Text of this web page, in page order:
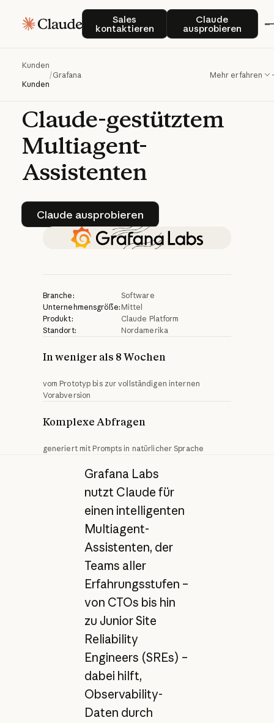
Sales
kontaktieren
Sales kontaktierenClaude
ausprobieren
Claude
Kunden
Kunden
/Grafana Mehr erfahren
Grafana
transformiert
Observability-
Workflows
Claude-gestütztem
Multiagent-
Assistenten
Claude ausprobieren
Claude ausprobieren
Branche:
Software
Unternehmensgröße: Mittel
Produkt:
Claude Platform
Standort:
Nordamerika
In weniger als 8 Wochen
vom Prototyp bis zur vollständigen internen
Vorabversion
Komplexe Abfragen
generiert mit Prompts in natürlicher Sprache
Grafana Labs
nutzt Claude für
einen intelligenten
Multiagent-
Assistenten, der
Teams aller
Erfahrungsstufen –
von CTOs bis hin
zu Junior Site
Reliability
Engineers (SREs) –
dabei hilft,
Observability-
Daten durch